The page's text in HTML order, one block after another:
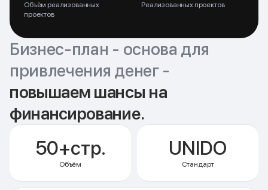
Объём реализованных
проектов
Реализованных проектов
Бизнес-план - основа для
привлечения денег -
повышаем шансы на
финансирование.
50+стр.
Объём
UNIDO
Стандарт